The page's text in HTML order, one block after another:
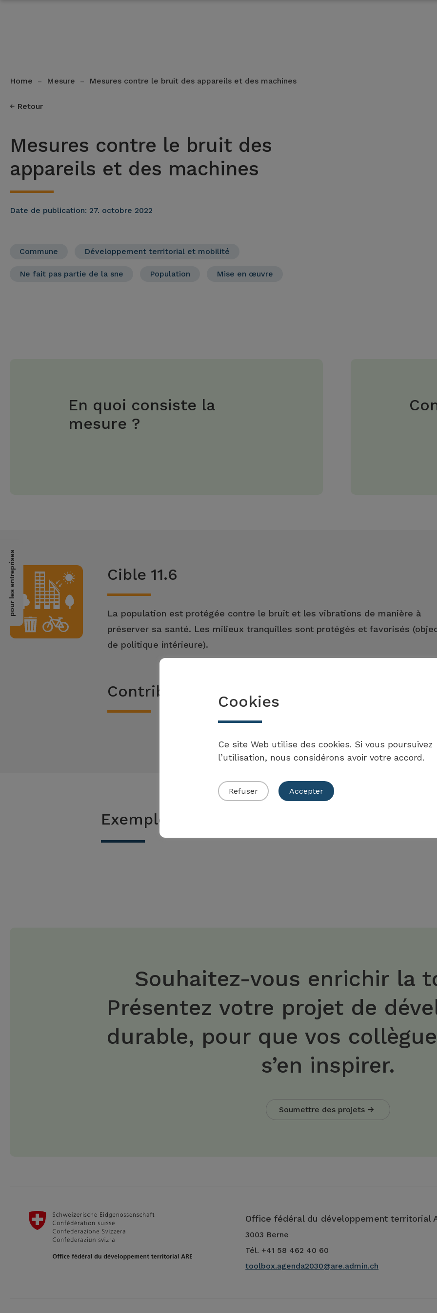
Home – Mesure – Mesures contre le bruit des appareils et des machines
Retour
Mesures contre le bruit des
appareils et des machines
Date de publication: 27. octobre 2022
Commune Développement territorial et mobilité
Ne fait pas partie de la sne Population Mise en œuvre
En quoi consiste la
mesure ?
Cible 11.6
La population est protégée contre le bruit et les vibrations de manière à
préserver sa santé. Les milieux tranquilles sont protégés et favorisés
de politique intérieure).
Contribution de la mesure
Exemples de mise en œuvre des mesures
Souhaitez-vous enrichir la
Présentez votre projet de
durable, pour que vos
s’en inspirer.
Soumettre des projets
Office fédéral du développement territorial
3003 Berne
Tél. +41 58 462 40 60
toolbox.agenda2030@are.admin.ch
pour les entreprises
Cookies
Ce site Web utilise des cookies. Si vous poursuivez
l’utilisation, nous considérons avoir votre accord.
Refuser Accepter